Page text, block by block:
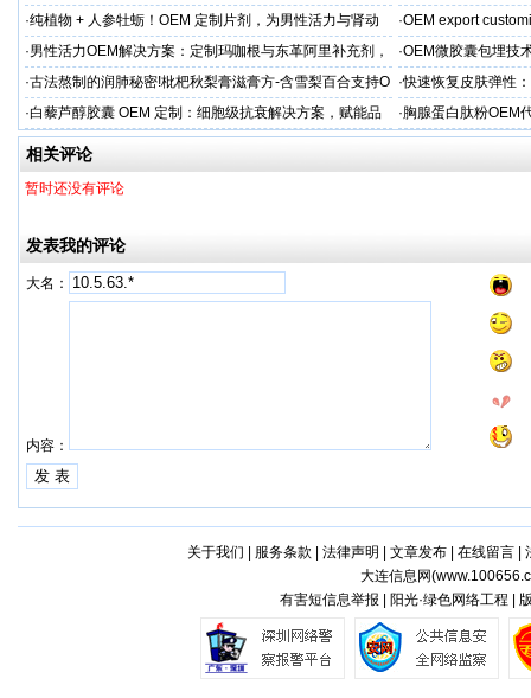
属服务
·纯植物 + 人参牡蛎！OEM 定制片剂，为男性活力与肾动
力保驾护航
·OEM export
·男性活力OEM解决方案：定制玛咖根与东革阿里补充剂，
出口市场专属
·OEM微胶囊包埋技
代工定制
·古法熬制的润肺秘密!枇杷秋梨膏滋膏方-含雪梨百合支持O
EM加工
·快速恢复皮肤弹性
美肌补充剂专业代工
·白藜芦醇胶囊 OEM 定制：细胞级抗衰解决方案，赋能品
牌精准布局大健康
· 胸腺蛋白肽粉OEM
力健康产品快速上市
相关评论
暂时还没有评论
发表我的评论
大名：
内容：
关于我们 服务条款 法律声明 文章发布| 在线留言|
大连信息网(
有害短信息举报 | 阳光·绿色网络工程 |